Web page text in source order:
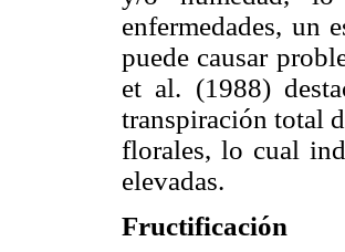
enfermedades, un
puede causar
et al. (1988)
transpiración total
florales, lo cual
elevadas.
Fructificación